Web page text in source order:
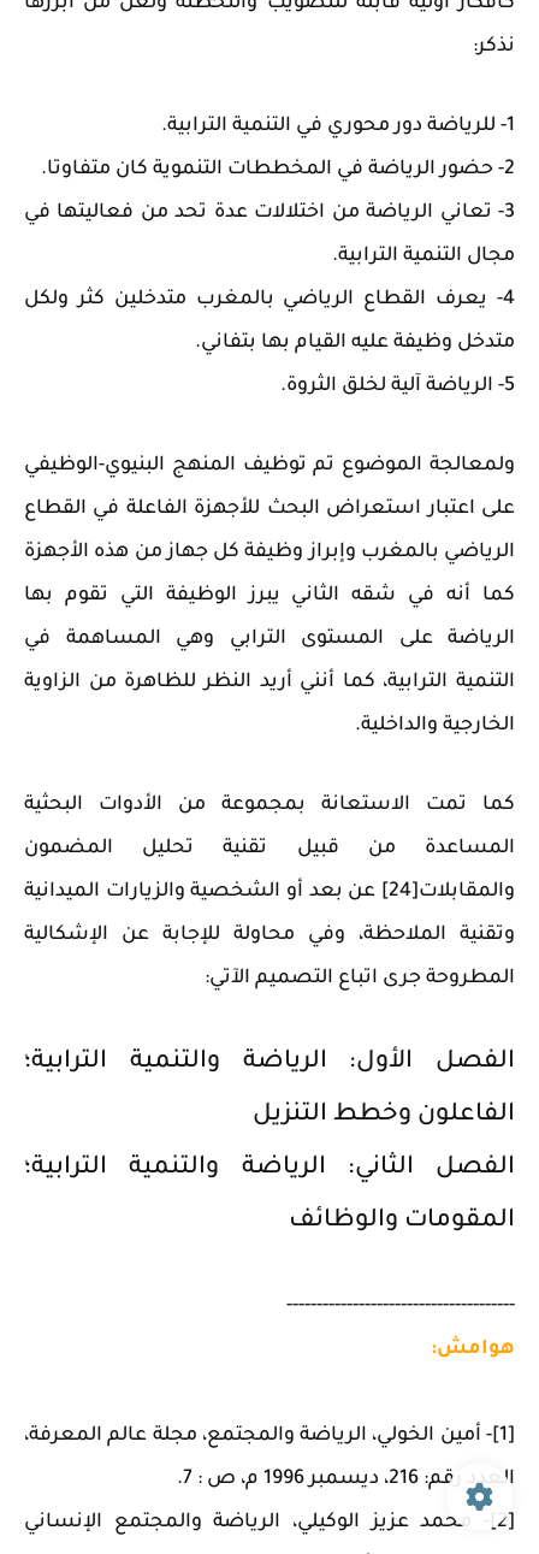
نذكر:
1- للرياضة دور محوري في التنمية الترابية.
2- حضور الرياضة في المخططات التنموية كان متفاوتا.
3- تعاني الرياضة من اختلالات عدة تحد من فعاليتها في
مجال التنمية الترابية.
4- يعرف القطاع الرياضي بالمغرب متدخلين كثر ولكل
متدخل وظيفة عليه القيام بها بتفاني.
5- الرياضة آلية لخلق الثروة.
ولمعالجة الموضوع تم توظيف المنهج البنيوي-الوظيفي
على اعتبار استعراض البحث للأجهزة الفاعلة في القطاع
الرياضي بالمغرب وإبراز وظيفة كل جهاز من هذه الأجهزة
كما أنه في شقه الثاني يبرز الوظيفة التي تقوم بها
الرياضة على المستوى الترابي وهي المساهمة في
التنمية الترابية، كما أنني أريد النظر للظاهرة من الزاوية
الخارجية والداخلية.
كما تمت الاستعانة بمجموعة من الأدوات البحثية
المساعدة من قبيل تقنية تحليل المضمون
والمقابلات[24] عن بعد أو الشخصية والزيارات الميدانية
وتقنية الملاحظة، وفي محاولة للإجابة عن الإشكالية
المطروحة جرى اتباع التصميم الآتي:
الفصل الأول: الرياضة والتنمية الترابية؛
الفاعلون وخطط التنزيل
الفصل الثاني: الرياضة والتنمية الترابية؛
المقومات والوظائف
--------------------------------------
هوامش:
[1]- أمين الخولي، الرياضة والمجتمع، مجلة عالم المعرفة،
العدد رقم: 216، ديسمبر 1996 م، ص : 7.
[2]- محمد عزيز الوكيلي، الرياضة والمجتمع الإنساني